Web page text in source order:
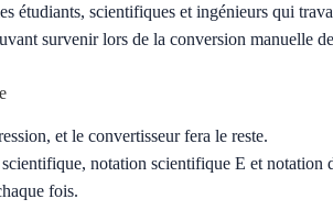
étudiants, scientifiques et ingénieurs qui
survenir lors de la conversion manuelle
et le convertisseur fera le reste.
notation scientifique E et notation
fois.